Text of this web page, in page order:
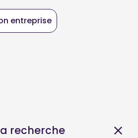
entreprise
recherche